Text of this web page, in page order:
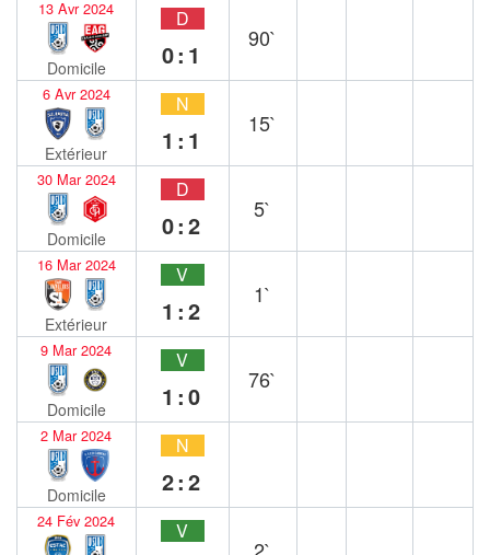
13 Avr 2024
Domicile
D
0:1
90`
6 Avr 2024
Extérieur
N
1:1
15`
30 Mar 2024
Domicile
D
0:2
5`
16 Mar 2024
Extérieur
V
1:2
1`
9 Mar 2024
Domicile
V
1:0
76`
2 Mar 2024
Domicile
N
2:2
24 Fév 2024 V